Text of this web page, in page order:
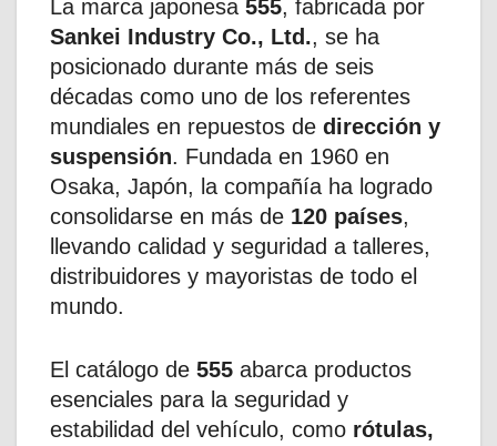
La marca japonesa 555, fabricada por
Sankei Industry Co., Ltd., se ha
posicionado durante más de seis
décadas como uno de los referentes
mundiales en repuestos de dirección y
suspensión. Fundada en 1960 en
Osaka, Japón, la compañía ha logrado
consolidarse en más de 120 países,
llevando calidad y seguridad a talleres,
distribuidores y mayoristas de todo el
mundo.
El catálogo de 555 abarca productos
esenciales para la seguridad y
estabilidad del vehículo, como rótulas,